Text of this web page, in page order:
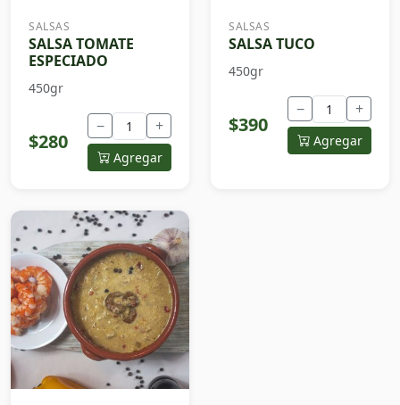
SALSAS
SALSA TOMATE
ESPECIADO
450gr
$280
− +
Agregar
SALSAS
SALSA TUCO
450gr
$390
− +
Agregar